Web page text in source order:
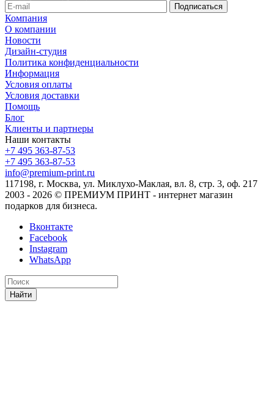
Компания
О компании
Новости
Дизайн-студия
Политика конфиденциальности
Информация
Условия оплаты
Условия доставки
Помощь
Блог
Клиенты и партнеры
Наши контакты
+7 495 363-87-53
+7 495 363-87-53
info@premium-print.ru
117198, г. Москва, ул. Миклухо-Маклая, вл. 8, стр. 3, оф. 217
2003 - 2026 © ПРЕМИУМ ПРИНТ - интернет магазин
подарков для бизнеса.
Вконтакте
Facebook
Instagram
WhatsApp
Найти